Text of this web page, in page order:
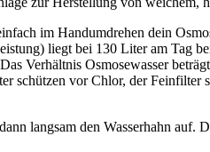
im Handumdrehen dein
liegt bei 130 Liter am Tag
Verhältnis Osmosewasser
schützen vor Chlor, der Feinfilter
langsam den Wasserhahn